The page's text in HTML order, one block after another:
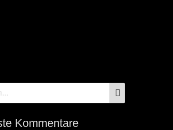
Kommentare